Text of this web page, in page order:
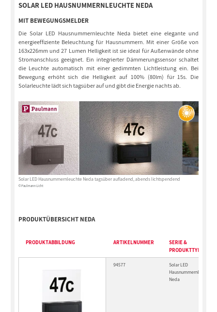
SOLAR LED HAUSNUMMERNLEUCHTE NEDA
MIT BEWEGUNGSMELDER
Die Solar LED Hausnummernleuchte Neda bietet eine elegante und
energieeffiziente Beleuchtung für Hausnummern. Mit einer Größe von
163x226mm und 27 Lumen Helligkeit ist sie ideal für Außenwände ohne
Stromanschluss geeignet. Ein integrierter Dämmerungssensor schaltet
die Leuchte automatisch mit einer gedimmten Lichtleistung ein. Bei
Bewegung erhöht sich die Helligkeit auf 100% (80lm) für 15s. Die
Solarleuchte lädt sich tagsüber auf und gibt die Energie nachts ab.
Solar LED Hausnummernleuchte Neda tagsüber aufladend, abends lichtspendend
© Paulmann Licht
PRODUKTÜBERSICHT NEDA
PRODUKTABBILDUNG ARTIKELNUMMER
SERIE &
PRODUKTTYP
94577
Solar LED
Hausnummernleuchte
Neda